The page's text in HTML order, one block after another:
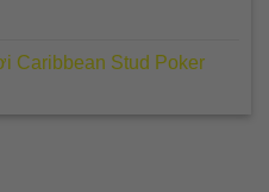
Caribbean Stud Poker